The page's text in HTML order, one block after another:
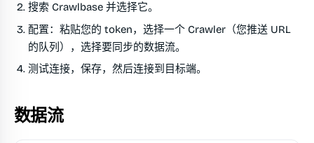
搜索 Crawlbase 并选择它。
配置：粘贴您的 token，选择一个 Crawler（您推送 URL
的队列），选择要同步的数据流。
测试连接，保存，然后连接到目标端。
数据流